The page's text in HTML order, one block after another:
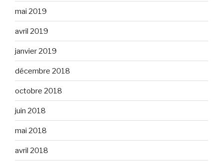
mai 2019
avril 2019
janvier 2019
décembre 2018
octobre 2018
juin 2018
mai 2018
avril 2018